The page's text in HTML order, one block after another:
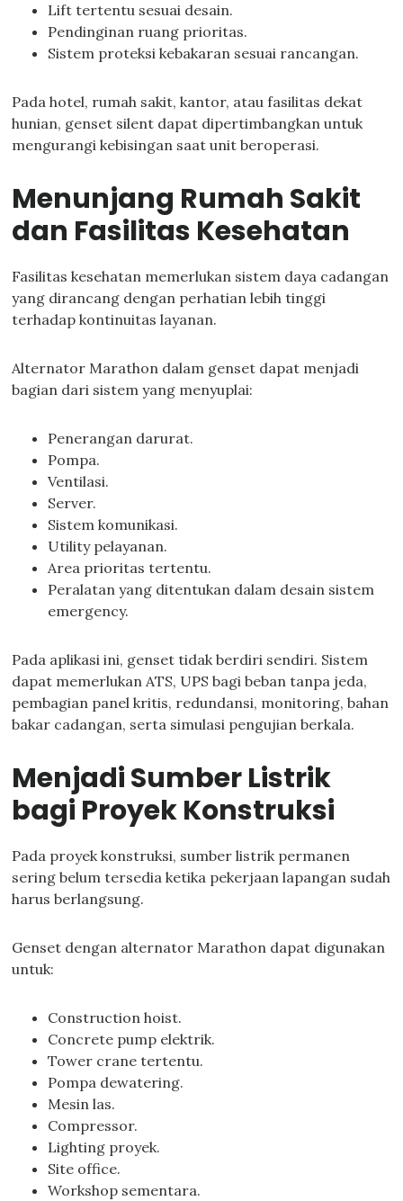
Lift tertentu sesuai desain.
Pendinginan ruang prioritas.
Sistem proteksi kebakaran sesuai rancangan.
Pada hotel, rumah sakit, kantor, atau fasilitas dekat
hunian, genset silent dapat dipertimbangkan untuk
mengurangi kebisingan saat unit beroperasi.
Menunjang Rumah Sakit
dan Fasilitas Kesehatan
Fasilitas kesehatan memerlukan sistem daya cadangan
yang dirancang dengan perhatian lebih tinggi
terhadap kontinuitas layanan.
Alternator Marathon dalam genset dapat menjadi
bagian dari sistem yang menyuplai:
Penerangan darurat.
Pompa.
Ventilasi.
Server.
Sistem komunikasi.
Utility pelayanan.
Area prioritas tertentu.
Peralatan yang ditentukan dalam desain sistem
emergency.
Pada aplikasi ini, genset tidak berdiri sendiri. Sistem
dapat memerlukan ATS, UPS bagi beban tanpa jeda,
pembagian panel kritis, redundansi, monitoring, bahan
bakar cadangan, serta simulasi pengujian berkala.
Menjadi Sumber Listrik
bagi Proyek Konstruksi
Pada proyek konstruksi, sumber listrik permanen
sering belum tersedia ketika pekerjaan lapangan sudah
harus berlangsung.
Genset dengan alternator Marathon dapat digunakan
untuk:
Construction hoist.
Concrete pump elektrik.
Tower crane tertentu.
Pompa dewatering.
Mesin las.
Compressor.
Lighting proyek.
Site office.
Workshop sementara.